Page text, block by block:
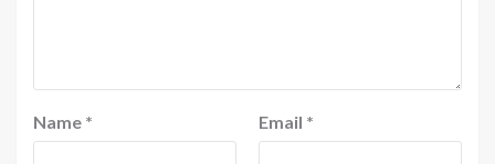
Name * Email *